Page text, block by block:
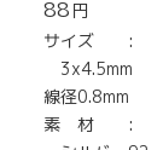
88 円
サイズ :
3x4.5mm
線径0.8mm
素 材 :